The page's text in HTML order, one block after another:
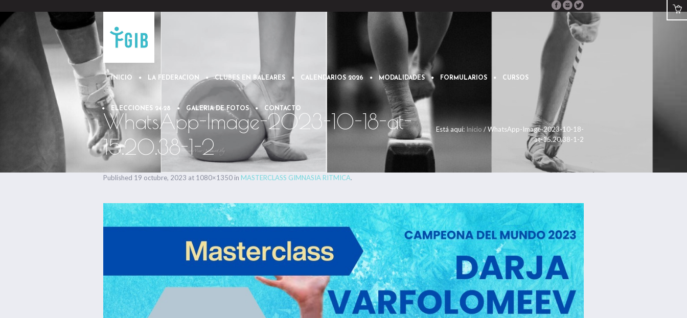
INICIO LA FEDERACION CLUBES EN BALEARES CALENDARIOS 2026 MODALIDADES FORMULARIOS CURSOS
ELECCIONES 24-28 GALERIA DE FOTOS CONTACTO
WhatsApp-Image-2023-10-18-at-
15.20.38-1-2
Está aquí: Inicio /WhatsApp-Image-2023-10-18-
at-15.20.38-1-2
Published 19 octubre, 2023 at 1080×1350 in MASTERCLASS GIMNASIA RITMICA.